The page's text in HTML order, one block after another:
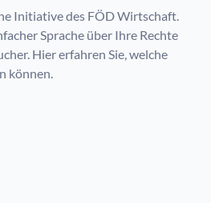
Initiative des FÖD Wirtschaft.
Sprache über Ihre Rechte
Hier erfahren Sie, welche
können.